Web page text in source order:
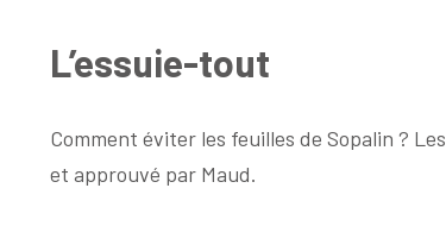
L’essuie-tout
Comment éviter les feuilles de Sopalin ?
et approuvé par Maud.